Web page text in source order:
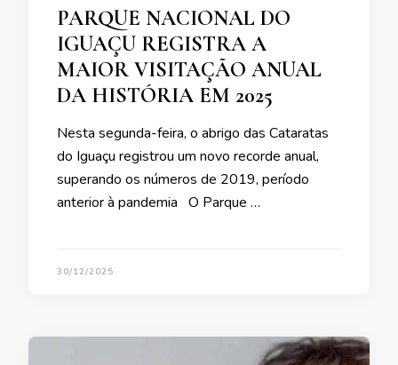
PARQUE NACIONAL DO
IGUAÇU REGISTRA A
MAIOR VISITAÇÃO ANUAL
DA HISTÓRIA EM 2025
Nesta segunda-feira, o abrigo das Cataratas
do Iguaçu registrou um novo recorde anual,
superando os números de 2019, período
anterior à pandemia O Parque …
30/12/2025